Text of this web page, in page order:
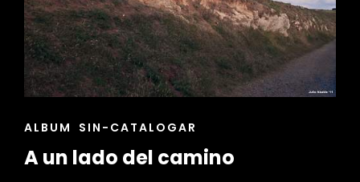
ENLACES
LAS
ALBUM SIN-CATALOGAR
A un lado del camino